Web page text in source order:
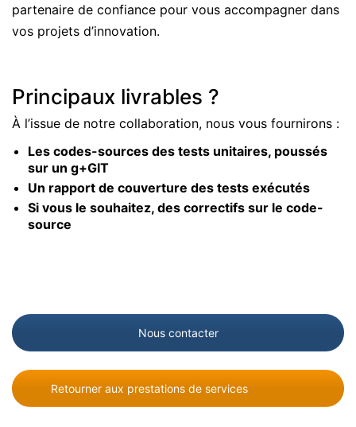
partenaire de confiance pour vous accompagner dans
vos projets d’innovation.
Principaux livrables ?
À l’issue de notre collaboration, nous vous fournirons :
Les codes-sources des tests unitaires, poussés
sur un g+GIT
Un rapport de couverture des tests exécutés
Si vous le souhaitez, des correctifs sur le code-
source
Nous contacter
Retourner aux prestations de services